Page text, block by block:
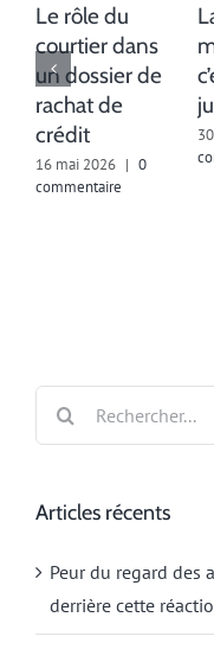
Le rôle du
courtier dans
un dossier de
rachat de
crédit
16 mai 2026 | 0
commentaire
Articles récents
Peur du regard des
derrière cette